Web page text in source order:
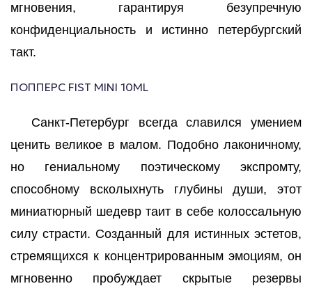
мгновения, гарантируя безупречную
конфиденциальность и истинно петербургский
такт.
ПОППЕРС FIST MINI 10ML
Санкт-Петербург всегда славился умением
ценить великое в малом. Подобно лаконичному,
но гениальному поэтическому экспромту,
способному всколыхнуть глубины души, этот
миниатюрный шедевр таит в себе колоссальную
силу страсти. Созданный для истинных эстетов,
стремящихся к концентрированным эмоциям, он
мгновенно пробуждает скрытые резервы